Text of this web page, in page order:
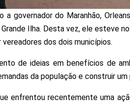
a governador do Maranhão,
Ilha. Desta vez, ele esteve
vereadores dos dois municípios.
de ideias em benefícios de
da população e construir
enfrentou recentemente uma